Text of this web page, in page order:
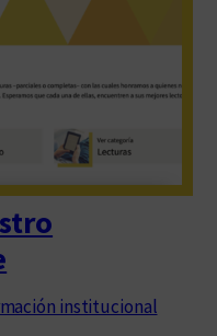
institucional